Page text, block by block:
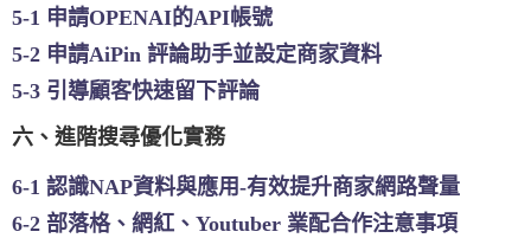
5-1 申請OPENAI的API帳號
5-2 申請AiPin 評論助手並設定商家資料
5-3 引導顧客快速留下評論
六、進階搜尋優化實務
6-1 認識NAP資料與應用-有效提升商家網路聲量
6-2 部落格、網紅、Youtuber 業配合作注意事項